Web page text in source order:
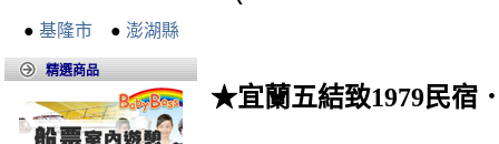
● 基隆市● 澎湖縣
精選商品
★宜蘭五結致1979民宿